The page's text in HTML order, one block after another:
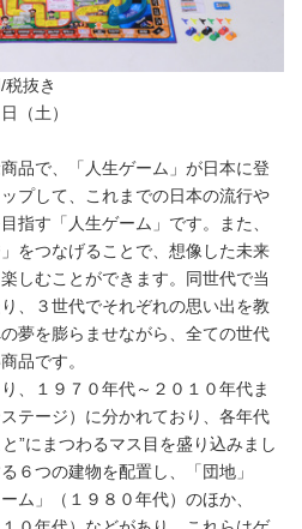
/税抜き
（土）
品で、「人生ゲーム」が日本に登
プして、これまでの日本の流行や
指す「人生ゲーム」です。また、
をつなげることで、想像した未来
しむことができます。同世代で当
、３世代でそれぞれの思い出を教
夢を膨らませながら、全ての世代
品です。
、１９７０年代～２０１０年代ま
テージ）に分かれており、各年代
”にまつわるマス目を盛り込みまし
６つの建物を配置し、「団地」
ム」（１９８０年代）のほか、